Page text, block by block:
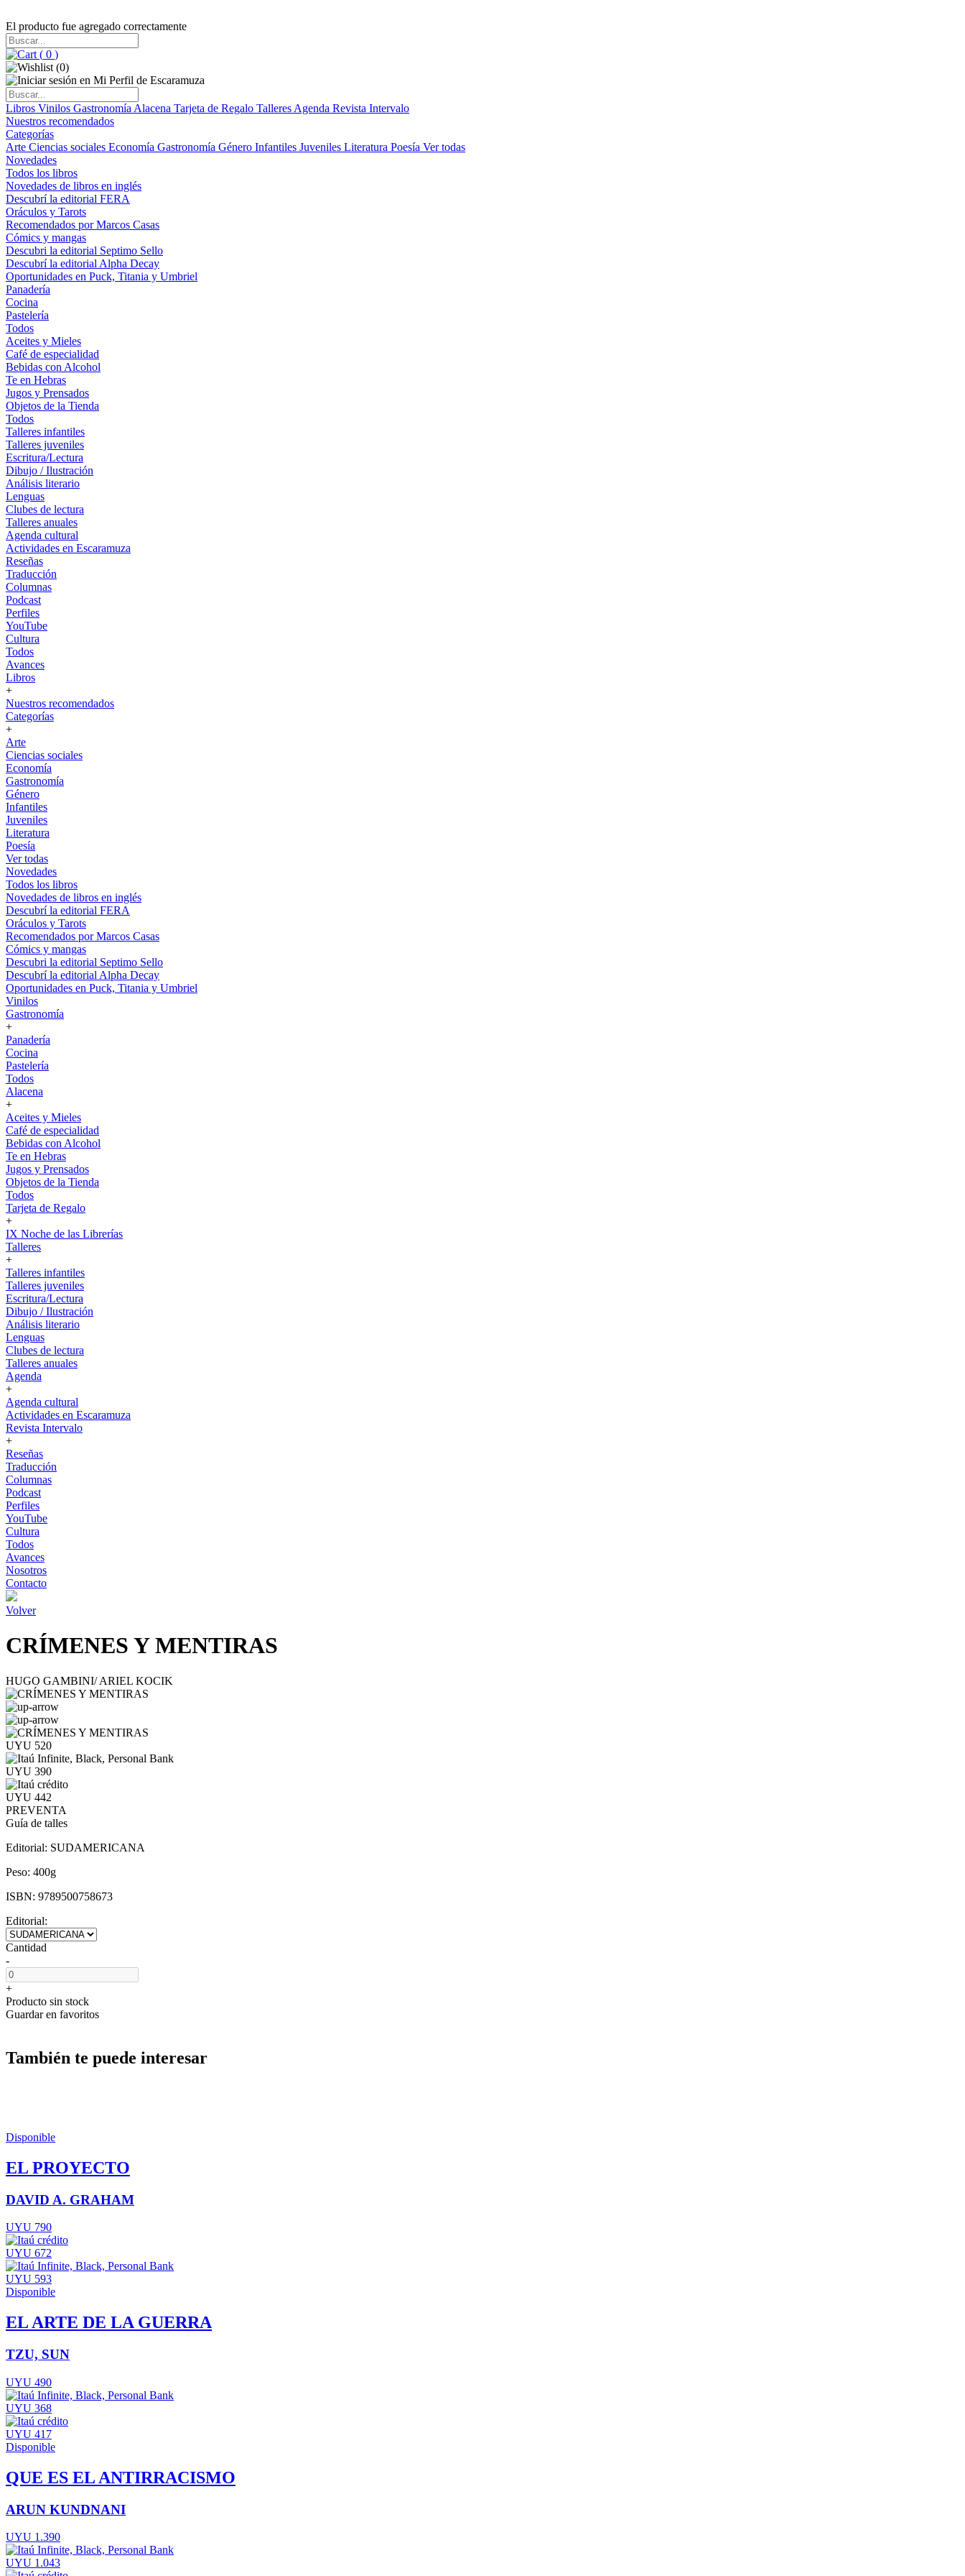
El producto fue agregado correctamente
( 0 )
(0)
Libros Vinilos Gastronomía Alacena Tarjeta de Regalo Talleres Agenda Revista Intervalo
Nuestros recomendados
Categorías
Arte Ciencias sociales Economía Gastronomía Género Infantiles Juveniles Literatura Poesía Ver todas
Novedades
Todos los libros
Novedades de libros en inglés
Descubrí la editorial FERA
Oráculos y Tarots
Recomendados por Marcos Casas
Cómics y mangas
Descubri la editorial Septimo Sello
Descubrí la editorial Alpha Decay
Oportunidades en Puck, Titania y Umbriel
Panadería
Cocina
Pastelería
Todos
Aceites y Mieles
Café de especialidad
Bebidas con Alcohol
Te en Hebras
Jugos y Prensados
Objetos de la Tienda
Todos
Talleres infantiles
Talleres juveniles
Escritura/Lectura
Dibujo / Ilustración
Análisis literario
Lenguas
Clubes de lectura
Talleres anuales
Agenda cultural
Actividades en Escaramuza
Reseñas
Traducción
Columnas
Podcast
Perfiles
YouTube
Cultura
Todos
Avances
Libros
+
Nuestros recomendados
Categorías
+
Arte
Ciencias sociales
Economía
Gastronomía
Género
Infantiles
Juveniles
Literatura
Poesía
Ver todas
Novedades
Todos los libros
Novedades de libros en inglés
Descubrí la editorial FERA
Oráculos y Tarots
Recomendados por Marcos Casas
Cómics y mangas
Descubri la editorial Septimo Sello
Descubrí la editorial Alpha Decay
Oportunidades en Puck, Titania y Umbriel
Vinilos
Gastronomía
+
Panadería
Cocina
Pastelería
Todos
Alacena
+
Aceites y Mieles
Café de especialidad
Bebidas con Alcohol
Te en Hebras
Jugos y Prensados
Objetos de la Tienda
Todos
Tarjeta de Regalo
+
IX Noche de las Librerías
Talleres
+
Talleres infantiles
Talleres juveniles
Escritura/Lectura
Dibujo / Ilustración
Análisis literario
Lenguas
Clubes de lectura
Talleres anuales
Agenda
+
Agenda cultural
Actividades en Escaramuza
Revista Intervalo
+
Reseñas
Traducción
Columnas
Podcast
Perfiles
YouTube
Cultura
Todos
Avances
Nosotros
Contacto
Volver
CRÍMENES Y MENTIRAS
HUGO GAMBINI/ ARIEL KOCIK
UYU 520
UYU 390
UYU 442
PREVENTA
Guía de talles
Editorial: SUDAMERICANA
Peso: 400g
ISBN: 9789500758673
Editorial:
Cantidad
-
+
Producto sin stock
Guardar en favoritos
También te puede interesar
Disponible
EL PROYECTO
DAVID A. GRAHAM
UYU 790
UYU 672
UYU 593
Disponible
EL ARTE DE LA GUERRA
TZU, SUN
UYU 490
UYU 368
UYU 417
Disponible
QUE ES EL ANTIRRACISMO
ARUN KUNDNANI
UYU 1.390
UYU 1.043